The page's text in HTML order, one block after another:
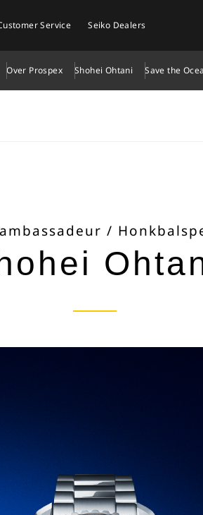
Service Seiko Dealers
Over Prospex Shohei Ohtani Save the
/